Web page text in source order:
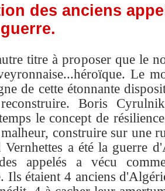
des anciens
titre à proposer que le
Le
de cette étonnante
Boris
le concept de
construire sur une
a été la guerre
appelés a vécu
Ils étaient 4 anciens